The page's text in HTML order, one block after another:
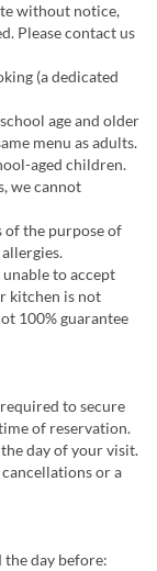
without notice,
Please contact us
(a dedicated
age and older
menu as adults.
aged children.
we cannot
of the purpose of
unable to accept
kitchen is not
100% guarantee
to secure
of reservation.
day of your visit.
or a
day before: